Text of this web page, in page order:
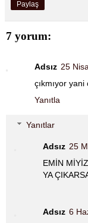
Paylaş
7 yorum:
Adsız 25
çıkmıyor
Yanıtla
Yanıtlar
Adsız 25
EMİN MİYİZ
YA
Adsız 6